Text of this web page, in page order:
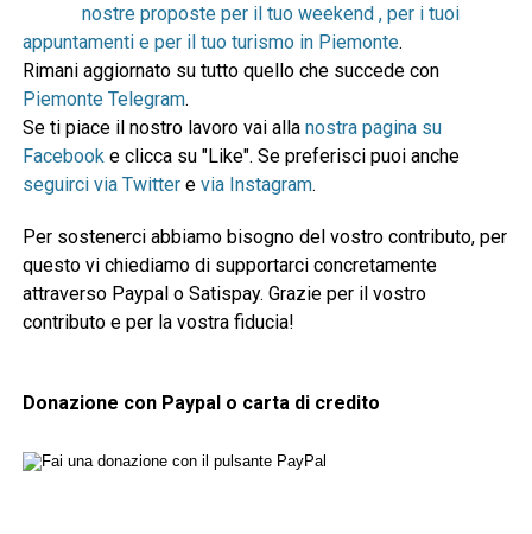
nostre proposte per il tuo weekend , per i tuoi
appuntamenti e per il tuo turismo in Piemonte.
Rimani aggiornato su tutto quello che succede con
Piemonte Telegram.
Se ti piace il nostro lavoro vai alla nostra pagina su
Facebook e clicca su "Like". Se preferisci puoi anche
seguirci via Twittere via Instagram.
Per sostenerci abbiamo bisogno del vostro contributo, per
questo vi chiediamo di supportarci concretamente
attraverso Paypal o Satispay. Grazie per il vostro
contributo e per la vostra fiducia!
Donazione con Paypal o carta di credito